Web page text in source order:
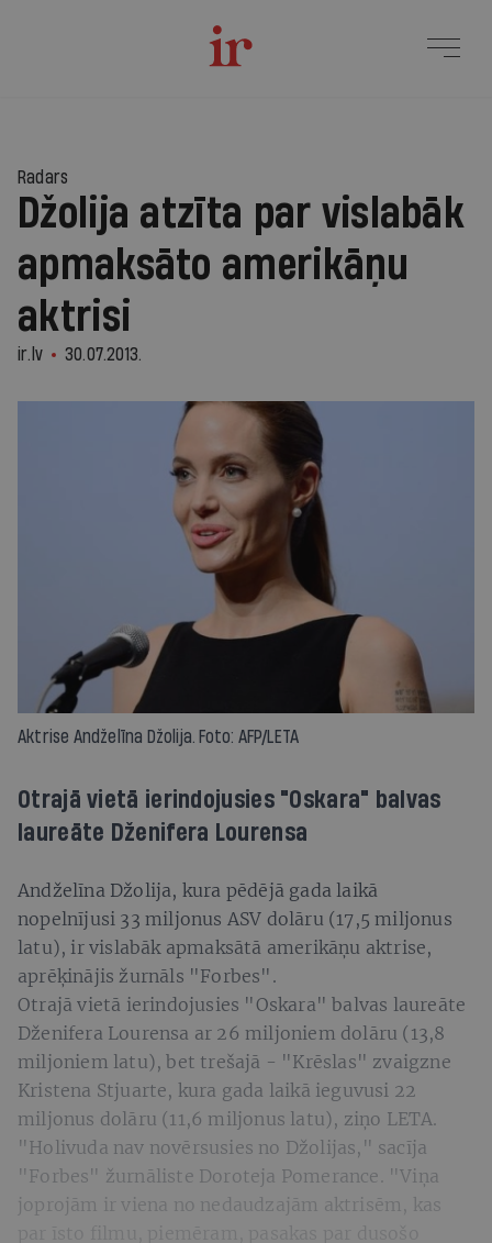
Radars
Džolija atzīta par vislabāk
apmaksāto amerikāņu
aktrisi
ir.lv 30.07.2013.
Aktrise Andželīna Džolija. Foto: AFP/LETA
Otrajā vietā ierindojusies "Oskara" balvas
laureāte Dženifera Lourensa
Andželīna Džolija, kura pēdējā gada laikā
nopelnījusi 33 miljonus ASV dolāru (17,5 miljonus
latu), ir vislabāk apmaksātā amerikāņu aktrise,
aprēķinājis žurnāls "Forbes".
Otrajā vietā ierindojusies "Oskara" balvas laureāte
Dženifera Lourensa ar 26 miljoniem dolāru (13,8
miljoniem latu), bet trešajā - "Krēslas" zvaigzne
Kristena Stjuarte, kura gada laikā ieguvusi 22
miljonus dolāru (11,6 miljonus latu), ziņo LETA.
"Holivuda nav novērsusies no Džolijas," sacīja
"Forbes" žurnāliste Doroteja Pomerance. "Viņa
joprojām ir viena no nedaudzajām aktrisēm, kas
par īsto filmu, piemēram, pasakas par dusošo